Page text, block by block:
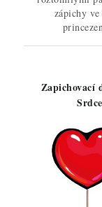
zápichy
Zapichovací
Srdce